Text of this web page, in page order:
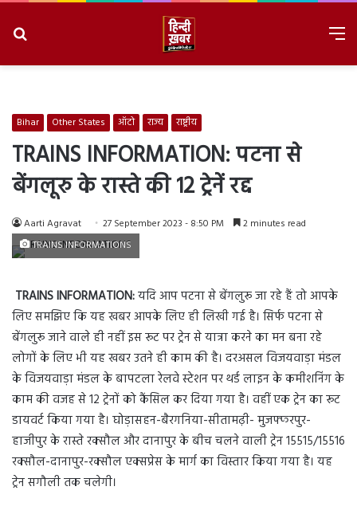
Bihar Other States ऑटो राज्य राष्ट्रीय
TRAINS INFORMATION: पटना से
बेंगलूरु के रास्ते की 12 ट्रेनें रद्द
Aarti Agravat 27 September 2023 - 8:50 PM 2 minutes read
TRAINS INFORMATIONS
TRAINS INFORMATION:यदि आप पटना से बेंगलुरू जा रहे हैं तो आपके
लिए समझिए कि यह खबर आपके लिए ही लिखी गई है। सिर्फ पटना से
बेंगलुरू जाने वाले ही नहीं इस रूट पर ट्रेन से यात्रा करने का मन बना रहे
लोगों के लिए भी यह खबर उतने ही काम की है। दरअसल विजयवाड़ा मंडल
के विजयवाड़ा मंडल के बापटला रेलवे स्टेशन पर थर्ड लाइन के कमीशनिंग के
काम की वजह से 12 ट्रेनों को कैंसिल कर दिया गया है। वहीं एक ट्रेन का रूट
डायवर्ट किया गया है। घोड़ासहन-बैरगनिया-सीतामढ़ी- मुजफ्फरपुर-
हाजीपुर के रास्ते रक्सौल और दानापुर के बीच चलने वाली ट्रेन 15515/15516
रक्सौल-दानापुर-रक्सौल एक्सप्रेस के मार्ग का विस्तार किया गया है। यह
ट्रेन सगौली तक चलेगी।